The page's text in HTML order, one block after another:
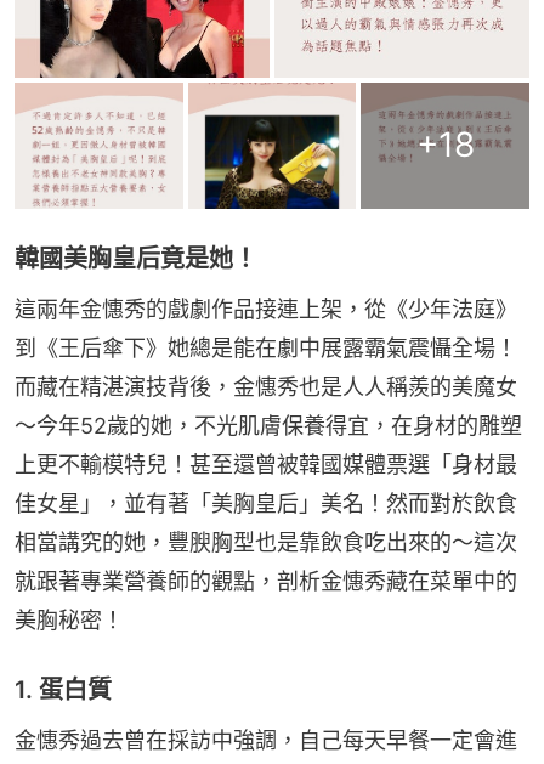
+18
韓國美胸皇后竟是她！
這兩年金憓秀的戲劇作品接連上架，從《少年法庭》
到《王后傘下》她總是能在劇中展露霸氣震懾全場！
而藏在精湛演技背後，金憓秀也是人人稱羨的美魔女
～今年52歲的她，不光肌膚保養得宜，在身材的雕塑
上更不輸模特兒！甚至還曾被韓國媒體票選「身材最
佳女星」，並有著「美胸皇后」美名！然而對於飲食
相當講究的她，豐腴胸型也是靠飲食吃出來的～這次
就跟著專業營養師的觀點，剖析金憓秀藏在菜單中的
美胸秘密！
1. 蛋白質
金憓秀過去曾在採訪中強調，自己每天早餐一定會進